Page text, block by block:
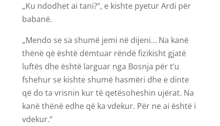
„Ku ndodhet ai tani?“, e kishte pyetur Ardi për
babanë.
„Mendo se sa shumë jemi në dijeni… Na kanë
thënë që është dëmtuar rëndë fizikisht gjatë
luftës dhe është larguar nga Bosnja për t’u
fshehur se kishte shumë hasmëri dhe e dinte
që do ta vrisnin kur të qetësoheshin ujërat. Na
kanë thënë edhe që ka vdekur. Për ne ai është i
vdekur.“